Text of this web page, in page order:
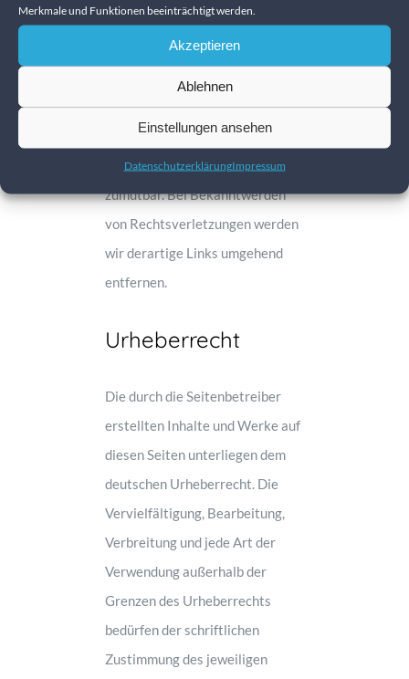
Merkmale und Funktionen beeinträchtigt werden.
Akzeptieren
Ablehnen
Einstellungen ansehen
DatenschutzerklärungImpressum
zum Zeitpunkt der Verlinkung
nicht erkennbar. Eine
permanente inhaltliche Kontrolle
der verlinkten Seiten ist jedoch
ohne konkrete Anhaltspunkte
einer Rechtsverletzung nicht
zumutbar. Bei Bekanntwerden
von Rechtsverletzungen werden
wir derartige Links umgehend
entfernen.
Urheberrecht
Die durch die Seitenbetreiber
erstellten Inhalte und Werke auf
diesen Seiten unterliegen dem
deutschen Urheberrecht. Die
Vervielfältigung, Bearbeitung,
Verbreitung und jede Art der
Verwendung außerhalb der
Grenzen des Urheberrechts
bedürfen der schriftlichen
Zustimmung des jeweiligen